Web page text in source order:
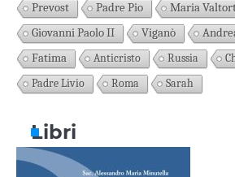
Prevost
Padre Pio
Maria
Giovanni Paolo II
Viganò
Fatima
Anticristo Russia
Padre Livio
Roma Sarah
Libri